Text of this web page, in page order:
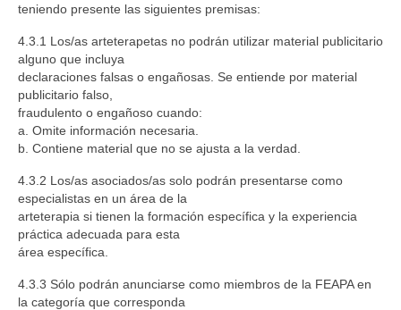
teniendo presente las siguientes premisas:
4.3.1 Los/as arteterapetas no podrán utilizar material publicitario
alguno que incluya
declaraciones falsas o engañosas. Se entiende por material
publicitario falso,
fraudulento o engañoso cuando:
a. Omite información necesaria.
b. Contiene material que no se ajusta a la verdad.
4.3.2 Los/as asociados/as solo podrán presentarse como
especialistas en un área de la
arteterapia si tienen la formación específica y la experiencia
práctica adecuada para esta
área específica.
4.3.3 Sólo podrán anunciarse como miembros de la FEAPA en
la categoría que corresponda